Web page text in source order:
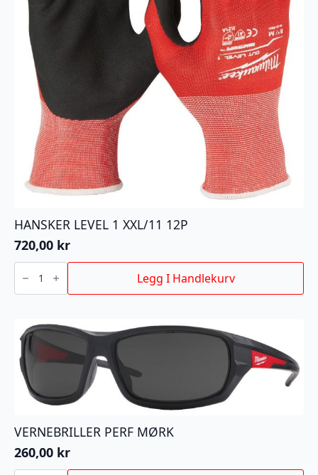
HANSKER LEVEL 1 XXL/11 12P
720,00 kr
HANSKER
LEVEL
XXL/11
Legg I Handlekurv
VERNEBRILLER PERF MØRK
260,00 kr